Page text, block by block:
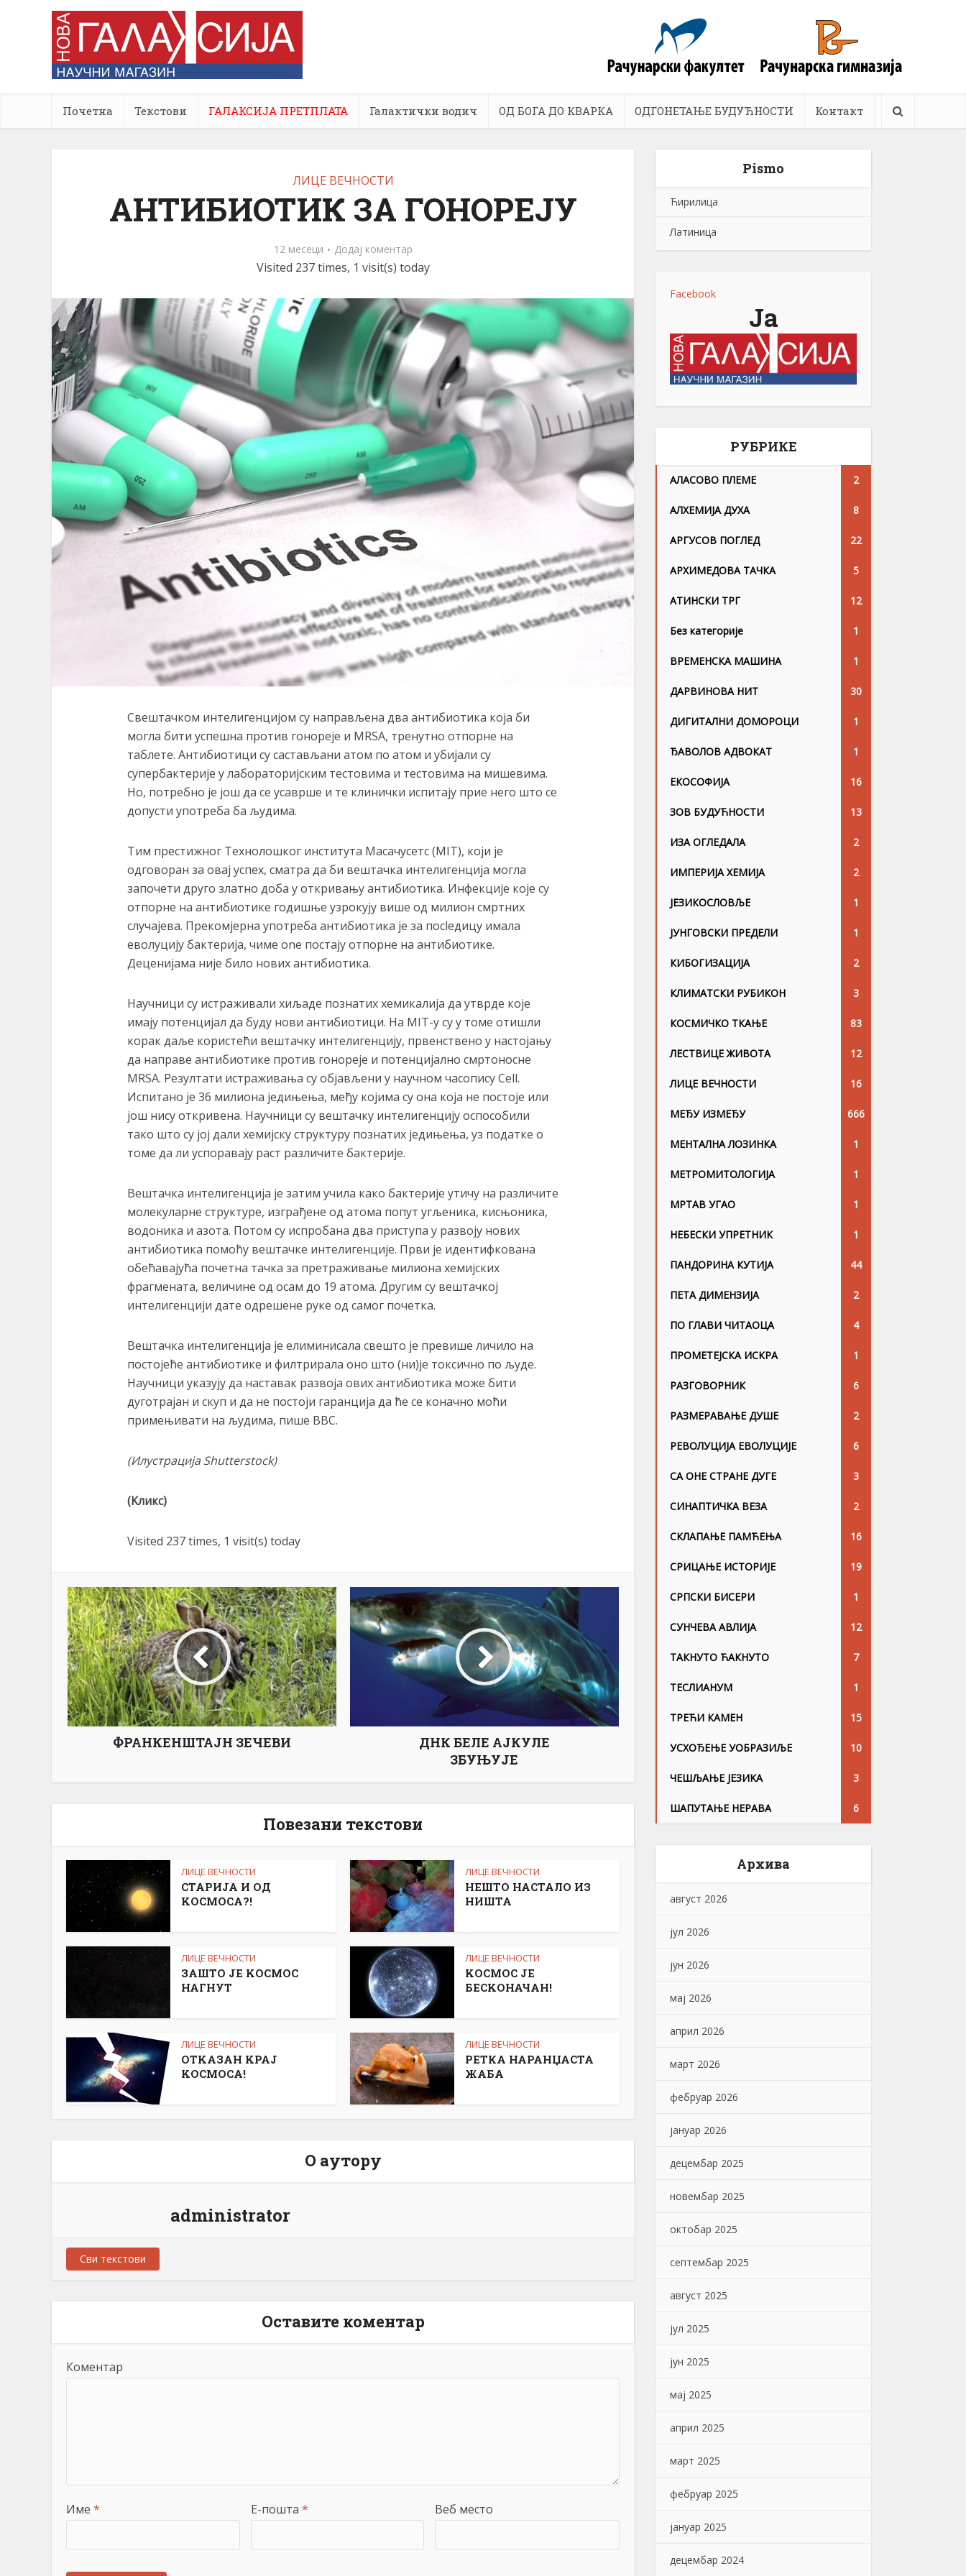
Почетна Текстови ГАЛАКСИЈА ПРЕТПЛАТА Галактички водич ОД БОГА ДО КВАРКА ОДГОНЕТАЊЕ БУДУЋНОСТИ Контакт
ЛИЦЕ ВЕЧНОСТИ
АНТИБИОТИК ЗА ГОНОРЕЈУ
12 месеци Додај коментар
Visited 237 times, 1 visit(s) today
Свештачком интелигенцијом су направљена два антибиотика која би
могла бити успешна против гонореје и MRSA, тренутно отпорне на
таблете. Антибиотици су састављани атом по атом и убијали су
супербактерије у лабораторијским тестовима и тестовима на мишевима.
Но, потребно је још да се усаврше и те клинички испитају прие него што се
допусти употреба ба људима.
Тим престижног Технолошког института Масачусетс (MIT), који је
одговоран за овај успех, сматра да би вештачка интелигенција могла
започети друго златно доба у откривању антибиотика. Инфекције које су
отпорне на антибиотике годишње узрокују више од милион смртних
случајева. Прекомјерна употреба антибиотика је за посlедицу имала
еволуцију бактерија, чиме one постају отпорне на антибиотике.
Деценијама није било нових антибиотика.
Научници су истраживали хиљаде познатих хемикалија да утврде које
имају потенцијал да буду нови антибиотици. На МIТ-у су у томе отишли
корак даље користећи вештачку интелигенцију, првенствено у настојању
да направе антибиотике против гонореје и потенцијално смртоносне
MRSA. Резултати истраживања су објављени у научном часопису Cell.
Испитано је 36 милиона једињења, међу којима су она која не постоје или
још нису откривена. Научници су вештачку интелигенцију оспособили
тако што су јој дали хемијску структуру познатих једињења, уз податке о
томе да ли успоравају раст различите бактерије.
Вештачка интелигенција је затим учила како бактерије утичу на различите
молекуларне структуре, изграђене од атома попут угљеника, кисњоника,
водоника и азота. Потом су испробана два приступа у развоју нових
антибиотика помоћу вештачке интелигенције. Први је идентифкована
обећавајућа почетна тачка за претраживање милиона хемијских
фрагмената, величине од осам до 19 атома. Другим су вештачкој
интелигенцији дате одрешене руке од самог почетка.
Вештачка интелигенција је елиминисала свешто је превише личило на
постојеће антибиотике и филтрирала оно што (ни)је токсично по људе.
Научници указују да наставак развоја ових антибиотика може бити
дуготрајан и скуп и да не постоји гаранција да ће се коначно моћи
примењивати на људима, пише BBC.
(Илустрација Shutterstock)
(Kликс)
Visited 237 times, 1 visit(s) today
ФРАНКЕНШТАЈН ЗЕЧЕВИ
ДНК БЕЛЕ АЈКУЛЕ
ЗБУЊУЈЕ
Повезани текстови
ЛИЦЕ ВЕЧНОСТИ
СТАРИЈА И ОД
KОСМОСА?!
ЛИЦЕ ВЕЧНОСТИ
НЕШТО НАСТАЛО ИЗ
НИШТА
ЛИЦЕ ВЕЧНОСТИ
ЗАШТО ЈЕ KОСМОС
НАГНУТ
ЛИЦЕ ВЕЧНОСТИ
KОСМОС ЈЕ
БЕСKОНАЧАН!
ЛИЦЕ ВЕЧНОСТИ
ОТKАЗАН KРАЈ
KОСМОСА!
ЛИЦЕ ВЕЧНОСТИ
РЕТКА НАРАНЏАСТА
ЖАБА
О аутору
administrator
Сви текстови
Оставите коментар
Коментар
Име * Е-пошта * Веб место
Pismo
Ћирилица
Латиница
Facebook
Ја
РУБРИКЕ
АЛАСОВО ПЛЕМЕ 2
АЛХЕМИЈА ДУХА 8
АРГУСОВ ПОГЛЕД 22
АРХИМЕДОВА ТАЧКА 5
АТИНСКИ ТРГ 12
Без категорије 1
ВРЕМЕНСКА МАШИНА 1
ДАРВИНОВА НИТ 30
ДИГИТАЛНИ ДОМОРОЦИ 1
ЂАВОЛОВ АДВОКАТ 1
ЕКОСОФИЈА 16
ЗОВ БУДУЋНОСТИ 13
ИЗА ОГЛЕДАЛА 2
ИМПЕРИЈА ХЕМИЈА 2
ЈЕЗИКОСЛОВЉЕ 1
ЈУНГОВСKИ ПРЕДЕЛИ 1
КИБОГИЗАЦИЈА 2
КЛИМАТСКИ РУБИКОН 3
КОСМИЧКО ТКАЊЕ 83
ЛЕСТВИЦЕ ЖИВОТА 12
ЛИЦЕ ВЕЧНОСТИ 16
МЕЂУ ИЗМЕЂУ 666
МЕНТАЛНА ЛОЗИНКА 1
МЕТРОМИТОЛОГИЈА 1
МРТАВ УГАО 1
НЕБЕСКИ УПРЕТНИК 1
ПАНДОРИНА КУТИЈА 44
ПЕТА ДИМЕНЗИЈА 2
ПО ГЛАВИ ЧИТАОЦА 4
ПРОМЕТЕЈСКА ИСКРА 1
РАЗГОВОРНИК 6
РАЗМЕРАВАЊЕ ДУШЕ 2
РЕВОЛУЦИЈА ЕВОЛУЦИЈЕ 6
СА ОНЕ СТРАНЕ ДУГЕ 3
СИНАПТИЧКА ВЕЗА 2
СКЛАПАЊЕ ПАМЋЕЊА 16
СРИЦАЊЕ ИСТОРИЈЕ 19
СРПСКИ БИСЕРИ 1
СУНЧЕВА АВЛИЈА 12
ТАКНУТО ЋАКНУТО 7
ТЕСЛИАНУМ 1
ТРЕЋИ КАМЕН 15
УСХОЂЕЊЕ УОБРАЗИЉЕ 10
ЧЕШЉАЊЕ ЈЕЗИKА 3
ШАПУТАЊЕ НЕРАВА 6
Архива
август 2026
јул 2026
јун 2026
мај 2026
април 2026
март 2026
фебруар 2026
јануар 2026
децембар 2025
новембар 2025
октобар 2025
септембар 2025
август 2025
јул 2025
јун 2025
мај 2025
април 2025
март 2025
фебруар 2025
јануар 2025
децембар 2024